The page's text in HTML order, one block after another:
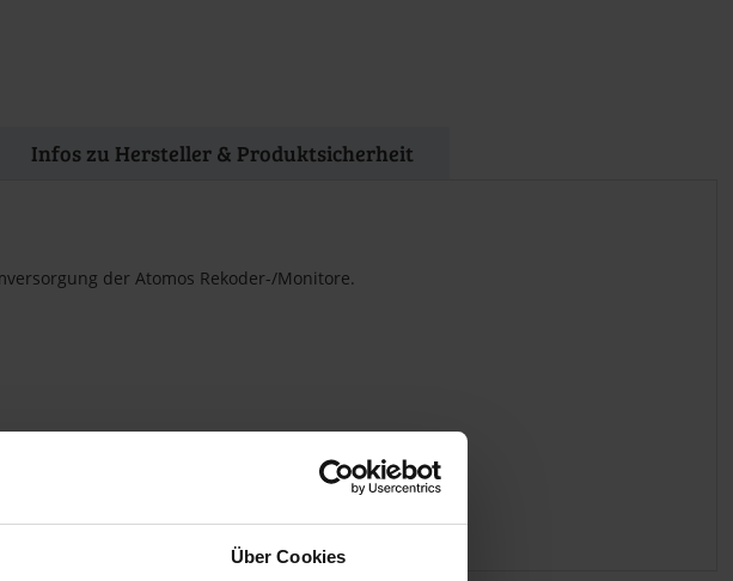
Über Cookies
Infos zu Hersteller & Produktsicherheit
der Atomos Rekoder-/Monitore.